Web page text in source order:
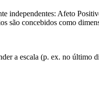
independentes: Afeto
são concebidos como
a escala (p. ex. no